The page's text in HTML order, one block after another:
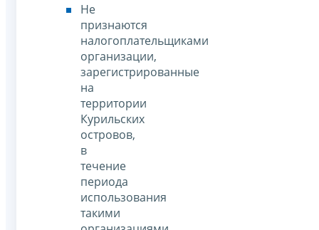
Не
признаются
налогоплательщиками
организации,
зарегистрированные
на
территории
Курильских
островов,
в
течение
периода
использования
такими